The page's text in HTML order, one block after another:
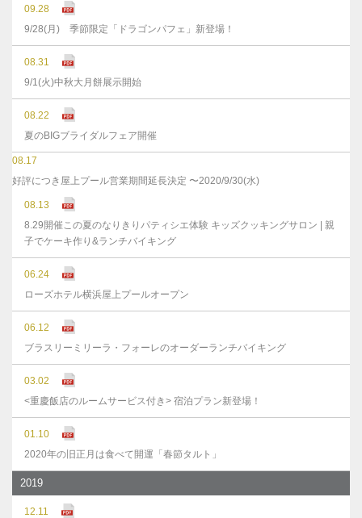
09.28
9/28(月) 季節限定「ドラゴンパフェ」新登場！
08.31
9/1(火)中秋大月餅展示開始
08.22
夏のBIGブライダルフェア開催
08.17
好評につき屋上プール営業期間延長決定 〜2020/9/30(水)
08.13
8.29開催この夏のなりきりパティシエ体験 キッズクッキングサロン | 親
子でケーキ作り&ランチバイキング
06.24
ローズホテル横浜屋上プールオープン
06.12
ブラスリーミリーラ・フォーレのオーダーランチバイキング
03.02
<重慶飯店のルームサービス付き> 宿泊プラン新登場！
01.10
2020年の旧正月は食べて開運「春節タルト」
2019
12.11